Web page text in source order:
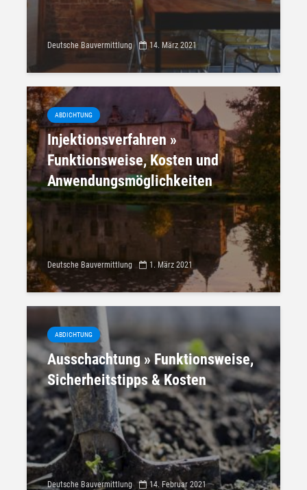
Deutsche Bauvermittlung 14. März 2021
ABDICHTUNG
Injektionsverfahren »
Funktionsweise, Kosten und
Anwendungsmöglichkeiten
Deutsche Bauvermittlung 1. März 2021
ABDICHTUNG
Ausschachtung » Funktionsweise,
Sicherheitstipps & Kosten
Deutsche Bauvermittlung 14. Februar 2021